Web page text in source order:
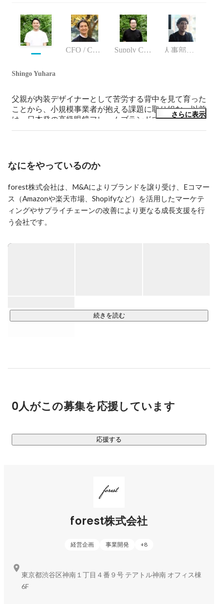
CFO / Co-Founder Supply Chain Div./Product Development Div. 人事部人事部長
Shingo Yuhara
父親が内装デザイナーとして苦労する背中を見て育った
ことから、小規模事業者が抱える課題に取り組む。以前
は、日本発の高級眼鏡フレームブランドである株式会社
フォーナインズの役員、日本の光学技術を活かした半導
forest株式会社を起業。持続性が高く良質な日本の商品
をforestにて譲り受け、各領域のエキスパートが力を合
さらに表示
なにをやっているのか
forest株式会社は、M&Aによりブランドを譲り受け、Eコマー
ス（Amazonや楽天市場、Shopifyなど）を活用したマーケテ
ィングやサプライチェーンの改善により更なる成長支援を行
う会社です。
日本企画の消費財や伝統工芸品にこだわり承継を進めてお
く評価頂いており、2023年シリーズAを完了し累計調達額が
業グループとなることで、日本の課題であるモノづくり産業
の活性化を実現します。
続きを読む
0人がこの募集を応援しています
応援する
forest株式会社
経営企画 事業開発 +8
東京都渋谷区神南１丁目４番９号 テアトル神南 オフィス棟
6F